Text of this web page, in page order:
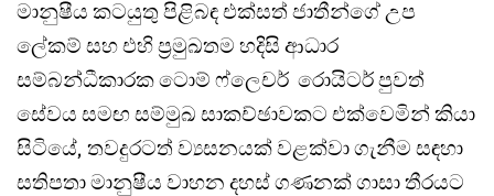
මානුෂීය කටයුතු පිළිබඳ එක්සත් ජාතීන්ගේ උප
ලේකම් සහ එහි ප්‍රමුඛතම හදිසි ආධාර
සම්බන්ධීකාරක ටොම් ෆ්ලෙචර් රොයිටර් පුවත්
සේවය සමඟ සම්මුඛ සාකච්ඡාවකට එක්වෙමින් කියා
සිටියේ, තවදුරටත් ව්‍යසනයක් වළක්වා ගැනීම සඳහා
සතිපතා මානුෂීය වාහන දහස් ගණනක් ගාසා තීරයට